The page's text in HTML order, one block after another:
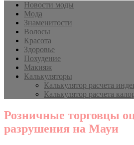
Новости моды
Мода
Знаменитости
Волосы
Красота
Здоровье
Похудение
Макияж
Калькуляторы
Калькулятор расчета
Калькулятор расчета
Розничные торговцы
разрушения на Мауи